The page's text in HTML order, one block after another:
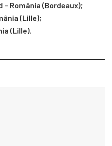
România (Bordeaux);
(Lille);
(Lille).